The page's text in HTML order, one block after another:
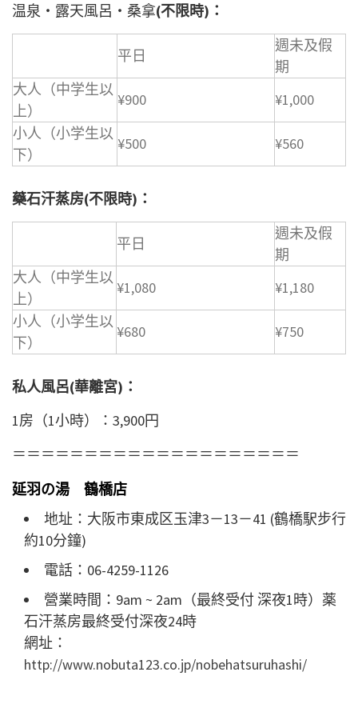
温泉・露天風呂・桑拿(不限時)：
平日
週未及假
期
大人（中学生以
上）
¥900
¥1,000
小人（小学生以
下）
¥500 ¥560
藥石汗蒸房(不限時)：
平日
週未及假
期
大人（中学生以
上）
¥1,080
¥1,180
小人（小学生以
下）
¥680 ¥750
私人風呂(華離宮)：
1房（1小時）：3,900円
＝＝＝＝＝＝＝＝＝＝＝＝＝＝＝＝＝＝＝＝
延羽の湯 鶴橋店
地址：大阪市東成区玉津3－13－41 (鶴橋駅步行
約10分鐘)
電話：06-4259-1126
營業時間：9am ~ 2am（最終受付 深夜1時）薬
石汗蒸房最終受付深夜24時
網址：
http://www.nobuta123.co.jp/nobehatsuruhashi/